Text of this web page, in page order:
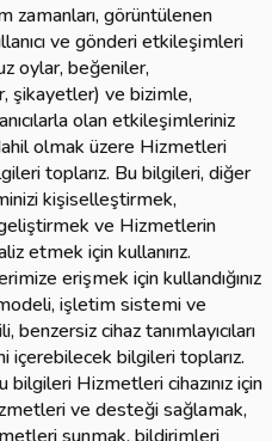
zamanları, görüntülenen
ve gönderi etkileşimleri
oylar, beğeniler,
şikayetler) ve bizimle,
olan etkileşimleriniz
olmak üzere Hizmetleri
toplarız. Bu bilgileri, diğer
kişiselleştirmek,
ve Hizmetlerin
etmek için kullanırız.
erişmek için kullandığınız
işletim sistemi ve
benzersiz cihaz tanımlayıcıları
bilgileri toplarız.
bilgileri Hizmetleri cihazınız için
ve desteği sağlamak,